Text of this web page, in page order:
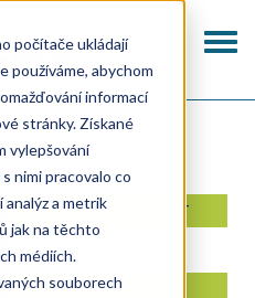
počítače ukládají
používáme, abychom
informací
stránky. Získané
vylepšování
nimi pracovalo co
analýz a metrik
jak na těchto
médiích.
souborech
ZAVOLÁME VÁM ZPĚT
SK +421911705276